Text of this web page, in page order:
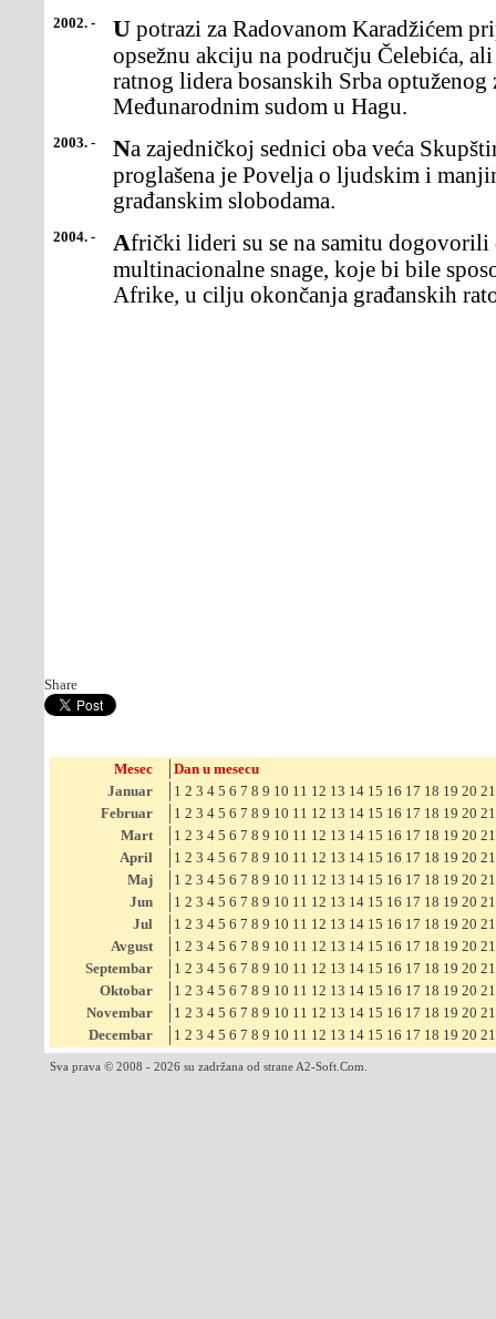
2002. - U potrazi za Radovanom Karadžićem pripadnici Sfora sproveli su
opsežnu akciju na području Čelebića,
ratnog lidera bosanskih Srba optuženog
Međunarodnim sudom u Hagu.
2003. - Na zajedničkoj sednici oba veća Skupštine SR Jugoslavije
proglašena je Povelja o ljudskim i
građanskim slobodama.
2004. - Afrički lideri su se na samitu dogovorili da oforme Afričke
multinacionalne snage, koje bi bile
Afrike, u cilju okončanja građanskih
Share
Mesec
Dan u mesecu
Januar
1 2 3 4 5 6 7 8 9 10 11 12 13 14 15 16 17 18 19 20 21
Februar
1 2 3 4 5 6 7 8 9 10 11 12 13 14 15 16 17 18 19 20 21
Mart
1 2 3 4 5 6 7 8 9 10 11 12 13 14 15 16 17 18 19 20 21
April
1 2 3 4 5 6 7 8 9 10 11 12 13 14 15 16 17 18 19 20 21
Maj
1 2 3 4 5 6 7 8 9 10 11 12 13 14 15 16 17 18 19 20 21
Jun
1 2 3 4 5 6 7 8 9 10 11 12 13 14 15 16 17 18 19 20 21
Jul
1 2 3 4 5 6 7 8 9 10 11 12 13 14 15 16 17 18 19 20 21
Avgust
1 2 3 4 5 6 7 8 9 10 11 12 13 14 15 16 17 18 19 20 21
Septembar
1 2 3 4 5 6 7 8 9 10 11 12 13 14 15 16 17 18 19 20 21
Oktobar
1 2 3 4 5 6 7 8 9 10 11 12 13 14 15 16 17 18 19 20 21
Novembar
1 2 3 4 5 6 7 8 9 10 11 12 13 14 15 16 17 18 19 20 21
Decembar
1 2 3 4 5 6 7 8 9 10 11 12 13 14 15 16 17 18 19 20 21
Sva prava © 2008 - 2026 su zadržana od strane A2-Soft.Com.